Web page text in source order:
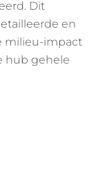
Dit
en
milieu-impact
hub gehele